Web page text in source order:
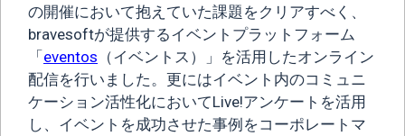
の開催において抱えていた課題をクリアすべく、
bravesoftが提供するイベントプラットフォーム
「eventos （イベントス）」を活用したオンライン
配信を行いました。更にはイベント内のコミュニ
ケーション活性化においてLive!アンケートを活用
し、イベントを成功させた事例をコーポレートマ